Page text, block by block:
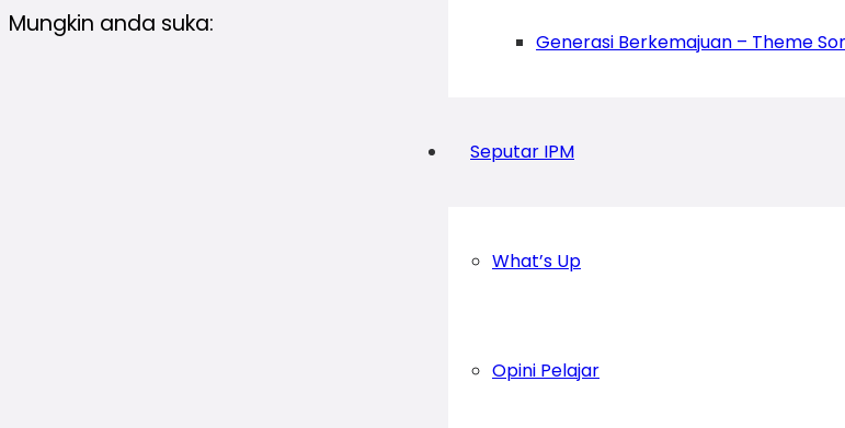
Generasi Berkemajuan – Theme
Seputar IPM
What’s Up
Opini Pelajar
Mungkin anda suka: